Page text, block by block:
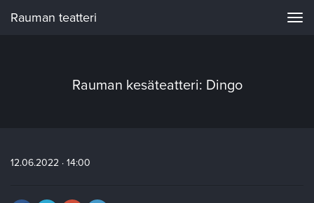
Rauman teatteri
Rauman kesäteatteri: Dingo
12.06.2022 · 14:00